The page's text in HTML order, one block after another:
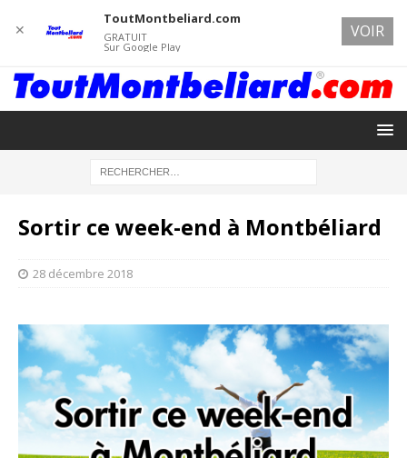
Sortir ce week-end à Montbéliard
28 décembre 2018
✕
ToutMontbeliard.com
GRATUIT
Sur Google Play
VOIR